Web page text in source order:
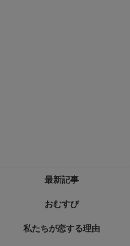
最新記事
おむすび
私たちが恋する理由